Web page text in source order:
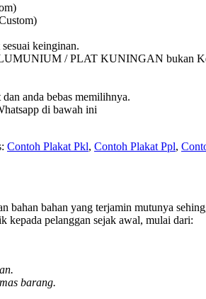
keinginan.
/ PLAT KUNINGAN bukan
anda bebas memilihnya.
di bawah ini
Contoh Plakat Pkl, Contoh Plakat Ppl,
bahan bahan yang terjamin mutunya
kepada pelanggan sejak awal, mulai dari:
barang.